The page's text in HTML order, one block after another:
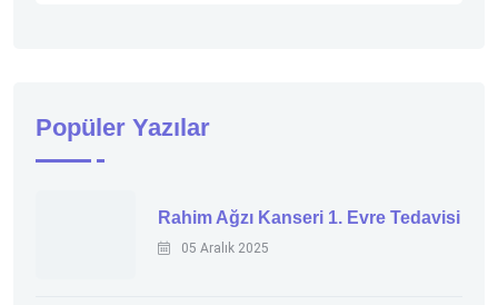
Popüler Yazılar
Rahim Ağzı Kanseri 1. Evre Tedavisi
05 Aralık 2025